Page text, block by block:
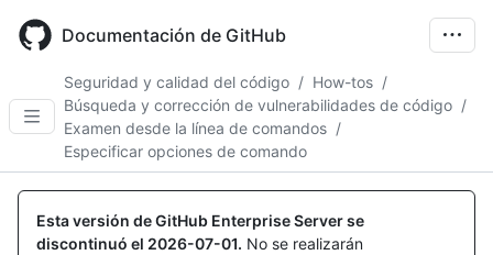
main
Documentación de GitHub
Seguridad y calidad del código / How-tos /
Búsqueda y corrección de vulnerabilidades de código /
Examen desde la línea de comandos /
Especificar opciones de comando
Esta versión de GitHub Enterprise Server se
discontinuó el 2026-07-01. No se realizarán